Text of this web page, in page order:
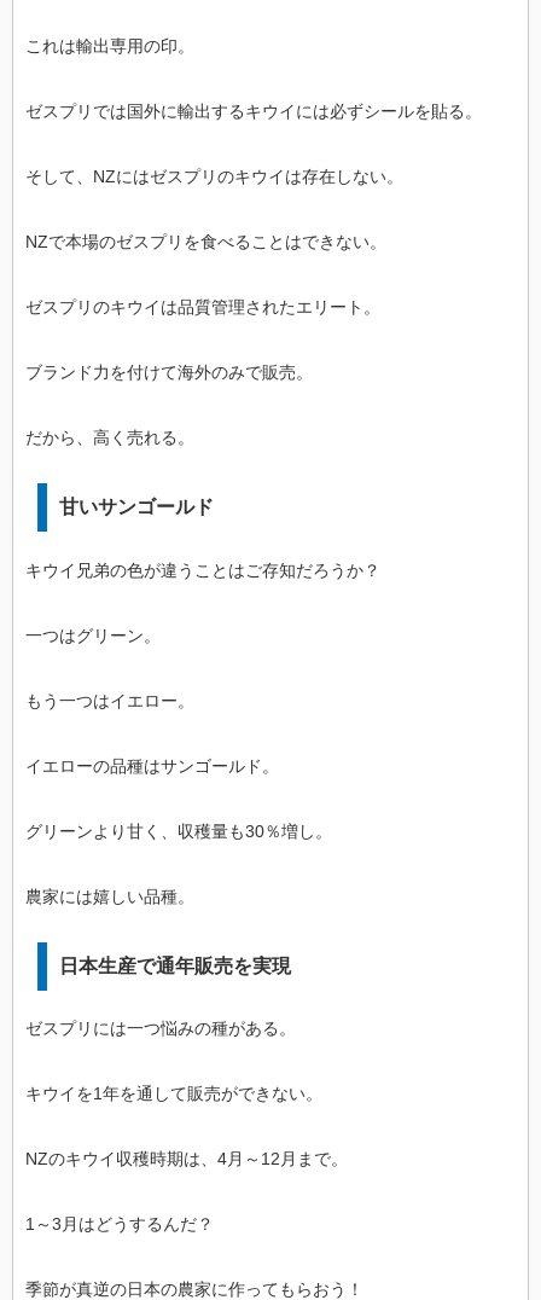
これは輸出専用の印。
ゼスプリでは国外に輸出するキウイには必ずシールを貼る。
そして、NZにはゼスプリのキウイは存在しない。
NZで本場のゼスプリを食べることはできない。
ゼスプリのキウイは品質管理されたエリート。
ブランド力を付けて海外のみで販売。
だから、高く売れる。
甘いサンゴールド
キウイ兄弟の色が違うことはご存知だろうか？
一つはグリーン。
もう一つはイエロー。
イエローの品種はサンゴールド。
グリーンより甘く、収穫量も30％増し。
農家には嬉しい品種。
日本生産で通年販売を実現
ゼスプリには一つ悩みの種がある。
キウイを1年を通して販売ができない。
NZのキウイ収穫時期は、4月～12月まで。
1～3月はどうするんだ？
季節が真逆の日本の農家に作ってもらおう！